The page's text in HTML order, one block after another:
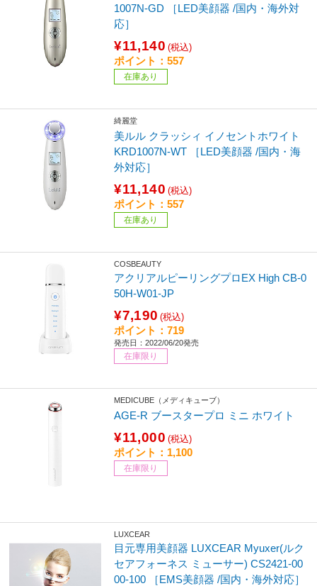
1007N-GD ［LED美顔器 /国内・海外対
応］
¥11,140 (税込)
ポイント：557
在庫あり
綺麗堂
美ルル クラッシィ イノセントホワイト
KRD1007N-WT ［LED美顔器 /国内・海
外対応］
¥11,140 (税込)
ポイント：557
在庫あり
COSBEAUTY
アクリアルピーリングプロEX High CB-0
50H-W01-JP
¥7,190 (税込)
ポイント：719
発売日：2022/06/20発売
在庫限り
MEDICUBE（メディキューブ）
AGE-R ブースタープロ ミニ ホワイト
¥11,000 (税込)
ポイント：1,100
在庫限り
LUXCEAR
目元専用美顔器 LUXCEAR Myuxer(ルク
セアフォーネス ミューサー) CS2421-00
00-100 ［EMS美顔器 /国内・海外対応］